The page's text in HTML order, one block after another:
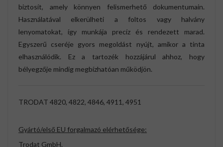
biztosít, amely könnyen felismerhető dokumentumain.
Használatával elkerülheti a foltos vagy halvány
lenyomatokat, így munkája precíz és rendezett marad.
Egyszerű cseréje gyors megoldást nyújt, amikor a tinta
elhasználódik. Ez a tartozék hozzájárul ahhoz, hogy
bélyegzője mindig megbízhatóan működjön.
TRODAT 4820, 4822, 4846, 4911, 4951
Gyártó/első EU forgalmazó elérhetősége:
Trodat GmbH.